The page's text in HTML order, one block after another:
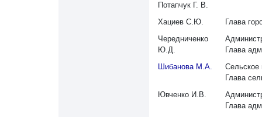
Потапчук Г. В.
Хациев С.Ю.
Глава
Чередниченко
Ю.Д.
Глава
Шибанова М.А.
Сельское
Глава
Ювченко И.В.
Глава